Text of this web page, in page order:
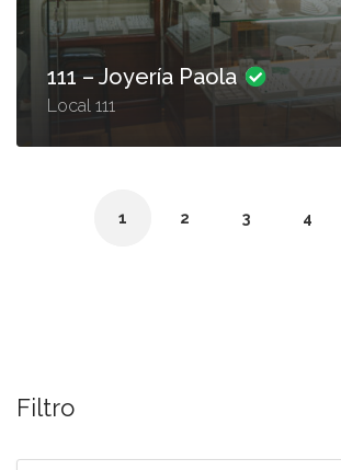
111 – Joyería Paola
Local 111
1 2 3 4
Filtro